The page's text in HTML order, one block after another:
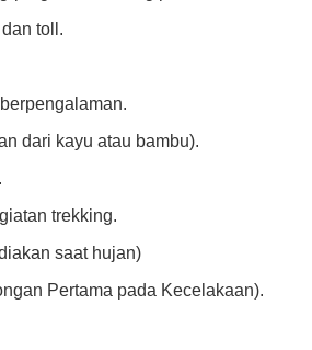
toll.
dari kayu atau bambu).
trekking.
saat hujan)
Pertama pada Kecelakaan).